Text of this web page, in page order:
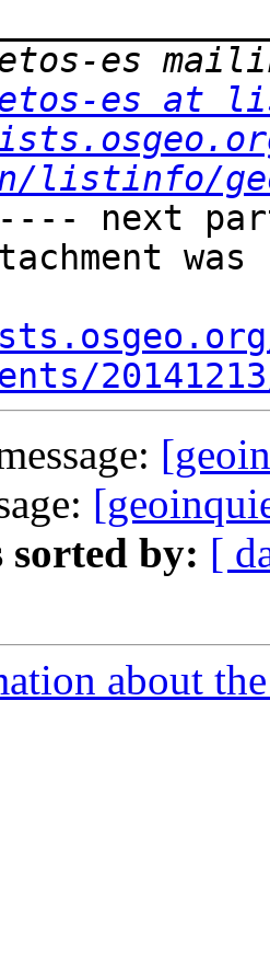
es at
listinfo/
next
sorted by: [
about